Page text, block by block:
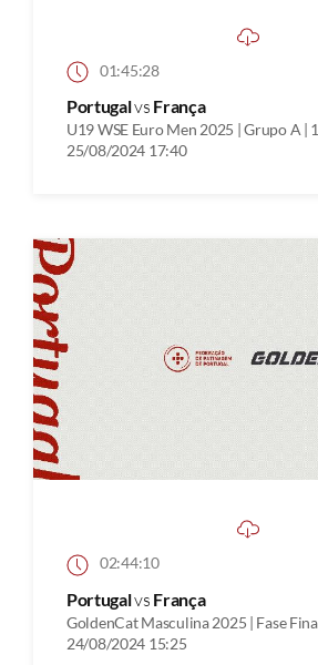
01:45:28
Portugalvs França
U19 WSE Euro Men 2025 | Grupo A |
25/08/2024 17:40
02:44:10
Portugalvs França
GoldenCat Masculina 2025 | Fase
24/08/2024 15:25